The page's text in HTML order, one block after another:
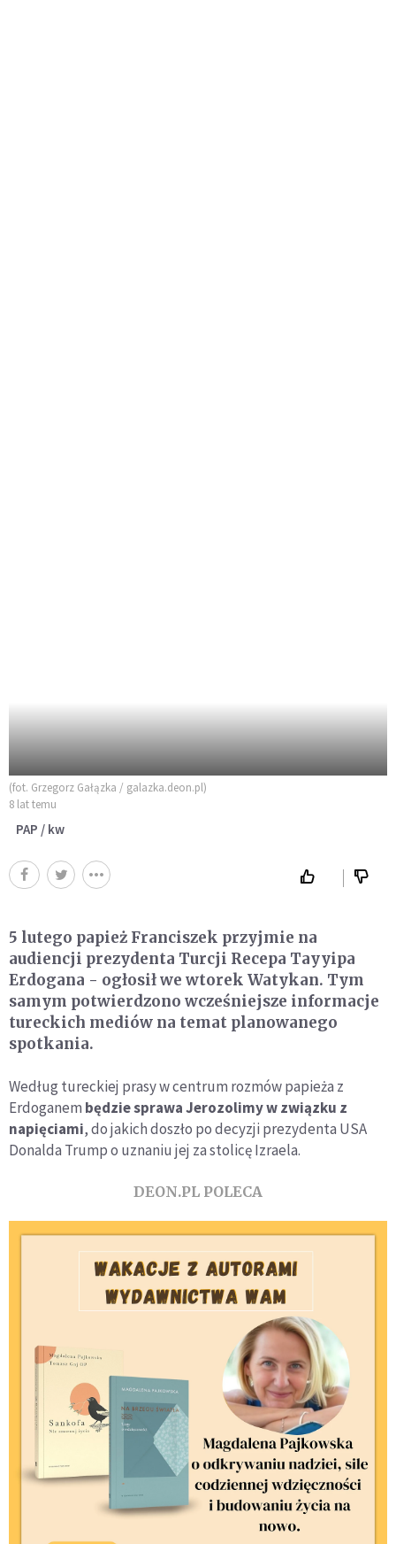
(fot. Grzegorz Gałązka / galazka.deon.pl)
8 lat temu
PAP / kw
5 lutego papież Franciszek przyjmie na
audiencji prezydenta Turcji Recepa Tayyipa
Erdogana - ogłosił we wtorek Watykan. Tym
samym potwierdzono wcześniejsze informacje
tureckich mediów na temat planowanego
spotkania.
Według tureckiej prasy w centrum rozmów papieża z
Erdoganem będzie sprawa Jerozolimy w związku z
napięciami, do jakich doszło po decyzji prezydenta USA
Donalda Trump o uznaniu jej za stolicę Izraela.
DEON.PL POLECA